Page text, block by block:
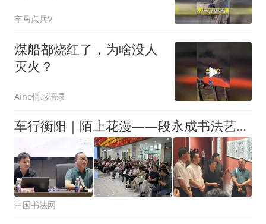
车马点兵V
煤船都烧红了，为啥没人
灭火？
Aine情感语录
车行衡阳｜陌上花漫——段永成书法艺术展在衡阳市美术馆开幕
中国书法网